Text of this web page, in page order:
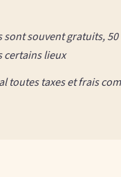
sont souvent gratuits, 50
certains lieux
toutes taxes et frais